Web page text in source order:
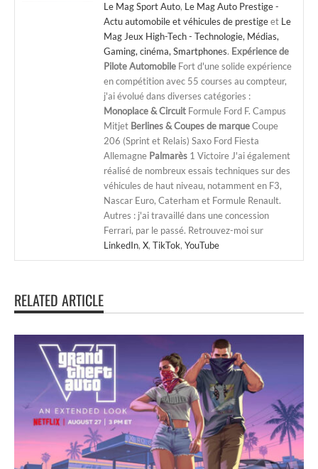
Le Mag Sport Auto, Le Mag Auto Prestige -
Actu automobile et véhicules de prestigeet Le
Mag Jeux High-Tech - Technologie, Médias,
Gaming, cinéma, Smartphones. Expérience de
Pilote Automobile Fort d'une solide expérience
en compétition avec 55 courses au compteur,
j'ai évolué dans diverses catégories :
Monoplace & Circuit Formule Ford F. Campus
Mitjet Berlines & Coupes de marqueCoupe
206 (Sprint et Relais) Saxo Ford Fiesta
Allemagne Palmarès 1 Victoire J'ai également
réalisé de nombreux essais techniques sur des
véhicules de haut niveau, notamment en F3,
Nascar Euro, Caterham et Formule Renault.
Autres : j'ai travaillé dans une concession
Ferrari, par le passé. Retrouvez-moi sur
LinkedIn, X, TikTok, YouTube
RELATED ARTICLE